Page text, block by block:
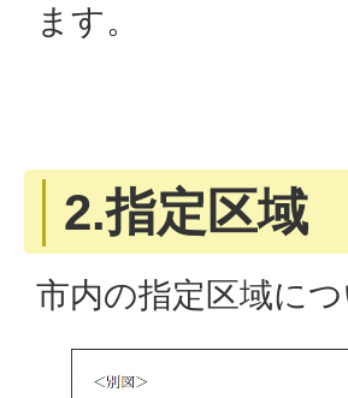
ます。
2.指定区域
市内の指定区域に